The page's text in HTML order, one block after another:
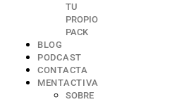
TU
PROPIO
PACK
BLOG
PODCAST
CONTACTA
MENTACTIVA
SOBRE